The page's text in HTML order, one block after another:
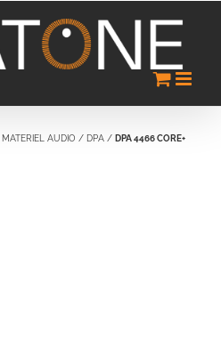
MATERIEL AUDIO / DPA / DPA 4466 CORE+